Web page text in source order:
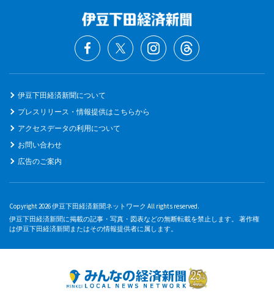
伊豆下田経済新聞について
プレスリリース・情報提供はこちらから
アクセスデータの利用について
お問い合わせ
広告のご案内
Copyright 2026 伊豆下田経済新聞ネットワーク All rights reserved.
伊豆下田経済新聞に掲載の記事・写真・図表などの無断転載を禁止します。 著作権
は伊豆下田経済新聞またはその情報提供者に属します。